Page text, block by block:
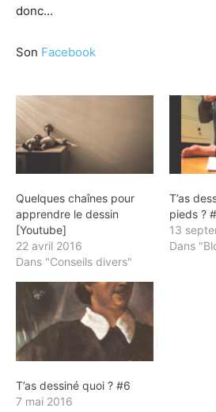
donc…
Son Facebook
Quelques chaînes pour
apprendre le dessin
[Youtube]
22 avril 2016
Dans "Conseils divers"
T’as
pieds ?
13
Dans
T’as dessiné quoi ? #6
7 mai 2016